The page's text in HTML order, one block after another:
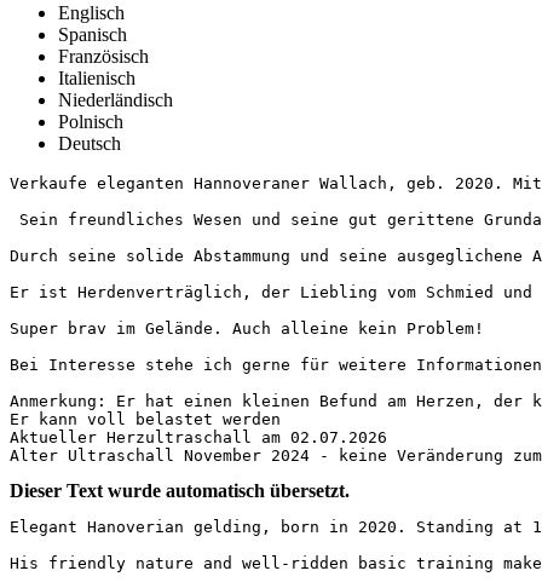
Englisch
Spanisch
Französisch
Italienisch
Niederländisch
Polnisch
Deutsch
Verkaufe eleganten Hannoveraner Wallach, geb. 2020.
Sein freundliches Wesen und seine gut gerittene
Durch seine solide Abstammung und seine
Er ist Herdenverträglich, der Liebling vom Schmied
Super brav im Gelände. Auch alleine kein Problem!
Bei Interesse stehe ich gerne für weitere
Anmerkung: Er hat einen kleinen Befund am Herzen,
Er kann voll belastet werden
Aktueller Herzultraschall am 02.07.2026
Alter Ultraschall November 2024 - keine Veränderung
Dieser Text wurde automatisch übersetzt.
Elegant Hanoverian gelding, born in 2020. Standing
His friendly nature and well-ridden basic training